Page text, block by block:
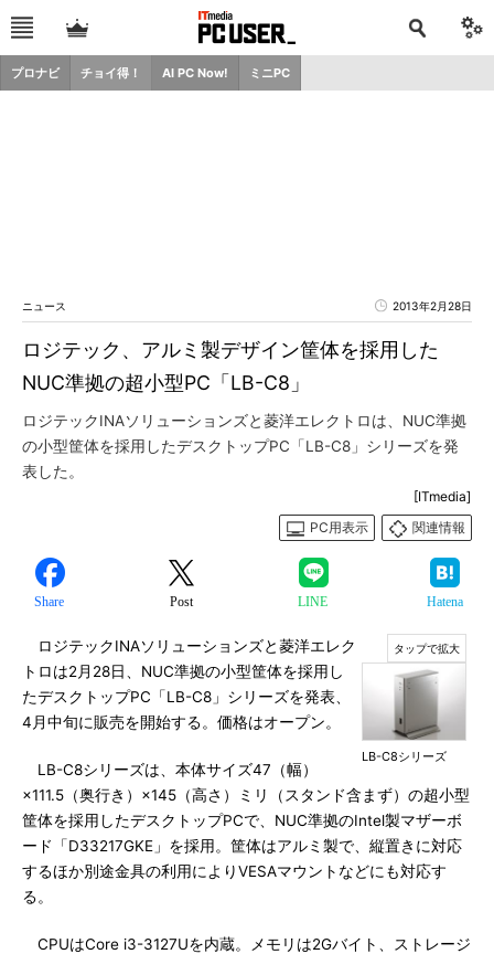
プロナビ チョイ得！ AI PC Now! ミニPC
ニュース 2013年2月28日
ロジテック、アルミ製デザイン筐体を採用した
NUC準拠の超小型PC「LB-C8」
ロジテックINAソリューションズと菱洋エレクトロは、NUC準拠
の小型筐体を採用したデスクトップPC「LB-C8」シリーズを発
表した。
[ITmedia]
PC用表示
関連情報
Share Post LINE Hatena
LB-C8シリーズ
ロジテックINAソリューションズと菱洋エレク
トロは2月28日、NUC準拠の小型筐体を採用し
たデスクトップPC「LB-C8」シリーズを発表、
4月中旬に販売を開始する。価格はオープン。
LB-C8シリーズは、本体サイズ47（幅）
×111.5（奥行き）×145（高さ）ミリ（スタンド含まず）の超小型
筐体を採用したデスクトップPCで、NUC準拠のIntel製マザーボ
ード「D33217GKE」を採用。筐体はアルミ製で、縦置きに対応
するほか別途金具の利用によりVESAマウントなどにも対応す
る。
CPUはCore i3-3127Uを内蔵。メモリは2Gバイト、ストレージ